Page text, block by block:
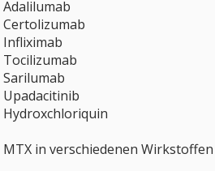
Adalilumab
Certolizumab
Infliximab
Tocilizumab
Sarilumab
Upadacitinib
Hydroxchloriquin
MTX in verschiedenen